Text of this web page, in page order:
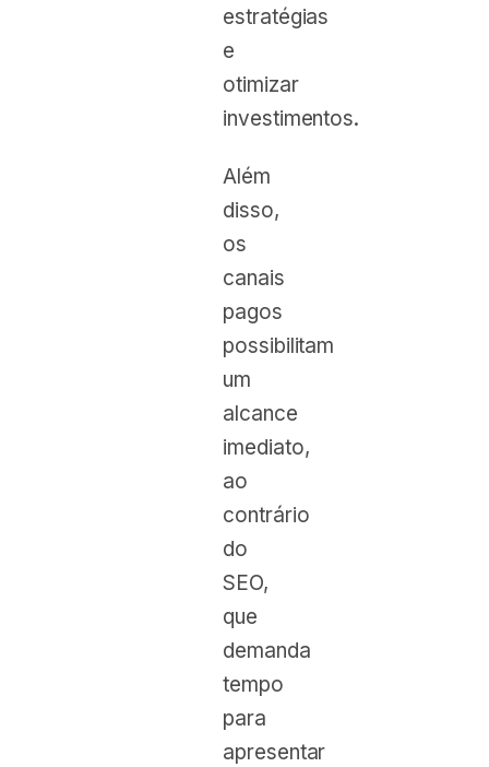
estratégias
e
otimizar
investimentos.
Além
disso,
os
canais
pagos
possibilitam
um
alcance
imediato,
ao
contrário
do
SEO,
que
demanda
tempo
para
apresentar